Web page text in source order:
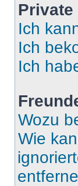
Private
Ich
Ich
Ich
Wozu
Wie